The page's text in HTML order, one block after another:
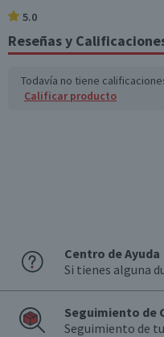
Azúcares totales
(g)
*Ingesta de referencia de un
5.0
Reseñas y
Todavía no tiene
Calificar producto
Centro de Ayuda
Si tienes alguna
Seguimiento de
Seguimiento de